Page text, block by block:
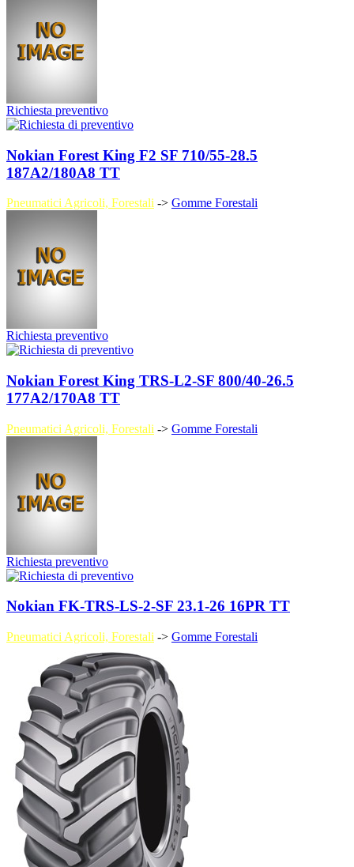
Richiesta preventivo
Nokian Forest King F2 SF 710/55-28.5
187A2/180A8 TT
Pneumatici Agricoli, Forestali -> Gomme Forestali
Richiesta preventivo
Nokian Forest King TRS-L2-SF 800/40-26.5
177A2/170A8 TT
Pneumatici Agricoli, Forestali -> Gomme Forestali
Richiesta preventivo
Nokian FK-TRS-LS-2-SF 23.1-26 16PR TT
Pneumatici Agricoli, Forestali -> Gomme Forestali